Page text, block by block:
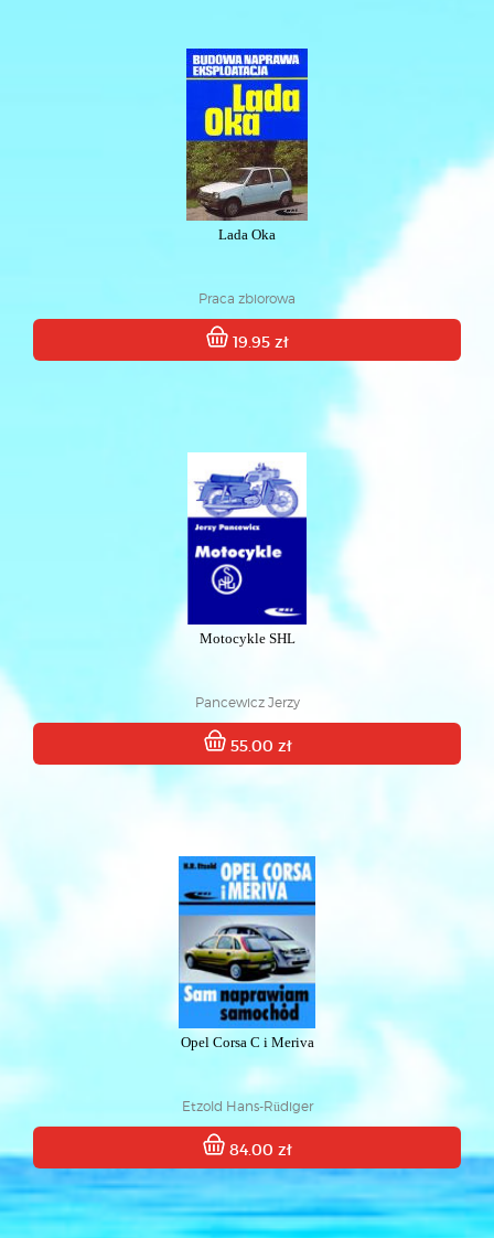
Lada Oka
Praca zbiorowa
19.95 zł
Motocykle SHL
Pancewicz Jerzy
55.00 zł
Opel Corsa C i Meriva
Etzold Hans-Rüdiger
84.00 zł